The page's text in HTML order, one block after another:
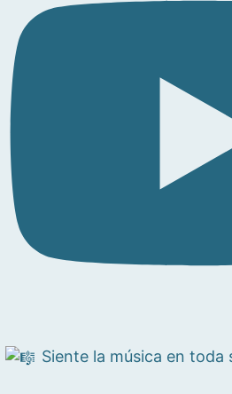
Siente la música en toda